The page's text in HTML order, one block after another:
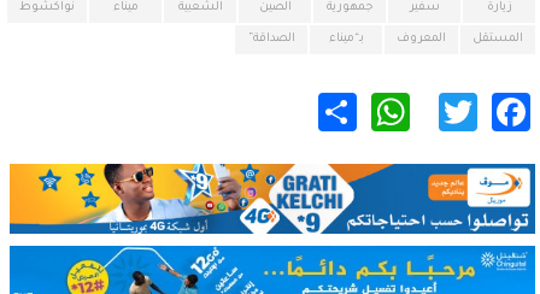
زيارة سفير جمهورية الصين الشعبية ميناء نواكشوط
المستقل المعروف بـ“ميناء الصداقة”
Facebook
Twitter
WhatsApp